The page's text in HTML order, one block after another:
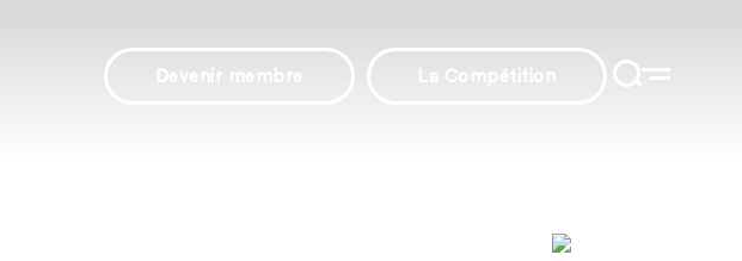
Devenir membre La Compétition